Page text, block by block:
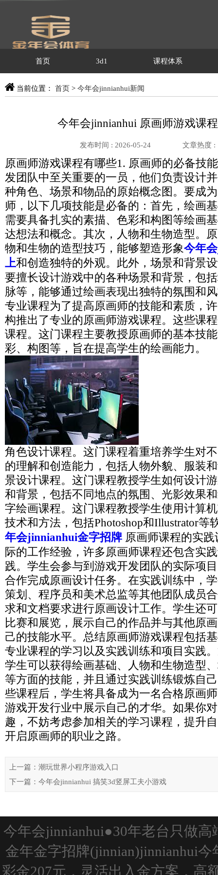
首页 3d1 课程体系
当前位置： 首页 > 今年会jinnianhui新闻
今年会jinnianhui 原画师游戏课
发布时间 : 2026-05-24 文章热度 :
原画师游戏课程有哪些1. 原画师的必备技
发团队中至关重要的一员，他们负责设计
种角色、场景和物品的原始概念图。要成
师，以下几项技能是必备的：首先，绘画
需要具备扎实的素描、色彩和构图等绘画
达想法和概念。其次，人物和生物造型。
物和生物的造型技巧，能够塑造形象今年
上和创造独特的外观。此外，场景和背景
要擅长设计游戏中的各种场景和背景，包
脉等，能够通过绘画表现出独特的氛围和
专业课程为了提高原画师的技能和素质，
构推出了专业的原画师游戏课程。这些课
课程。这门课程主要教授原画师的基本技
彩、构图等，旨在提高学生的绘画能力。
角色设计课程。这门课程着重培养学生对
的理解和创造能力，包括人物外貌、服装
景设计课程。这门课程教授学生如何设计
和背景，包括不同地点的氛围、光影效果
字绘画课程。这门课程教授学生使用计算
技术和方法，包括Photoshop和Illustrator等
年会jinnianhui金字招牌 原画师课程的实
际的工作经验，许多原画师课程还包含实
践。学生会参与到游戏开发团队的实际项
合作完成原画设计任务。在实践训练中，
策划、程序员和美术总监等其他团队成员
求和文档要求进行原画设计工作。学生还
比赛和展览，展示自己的作品并与其他原
己的技能水平。总结原画师游戏课程包括
专业课程的学习以及实践训练和项目实践
学生可以获得绘画基础、人物和生物造型
等方面的技能，并且通过实践训练锻炼自
些课程后，学生将具备成为一名合格原画
游戏开发行业中展示自己的才华。如果你
趣，不妨考虑参加相关的学习课程，提升
开启原画师的职业之路。
上一篇：潮玩世界小程序游戏入口
下一篇：今年会jinnianhui 搞笑3d竖屏工夫小游戏
今年会jinnianhui●30年老台只做
金年金字招牌(jinnian)jinnianhui
彩金207元，灵活出入金方案，高